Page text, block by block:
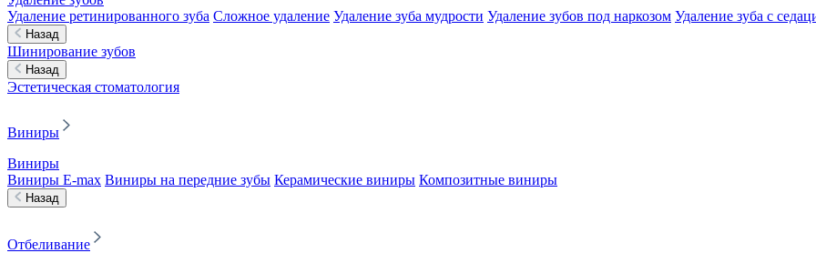
Удаление ретинированного зуба Сложное удаление Удаление зуба мудрости Удаление зубов под наркозом Удаление зуба с
Назад
Шинирование зубов
Назад
Эстетическая стоматология
Виниры
Виниры
Виниры E-max Виниры на передние зубы Керамические виниры Композитные виниры
Назад
Отбеливание